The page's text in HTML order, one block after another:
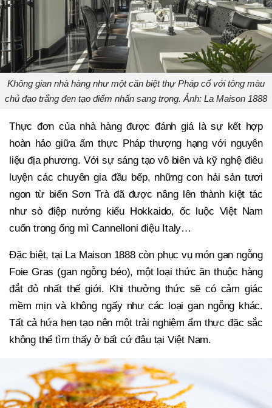
Không gian nhà hàng như một căn biệt thự Pháp cổ với tông màu
chủ đạo trắng đen tạo điểm nhấn sang trọng. Ảnh: La Maison 1888
Thực đơn của nhà hàng được đánh giá là sự kết hợp
hoàn hảo giữa ẩm thực Pháp thượng hạng với nguyên
liệu địa phương. Với sự sáng tạo vô biên và kỹ nghệ điêu
luyện các chuyên gia đầu bếp, những con hải sản tươi
ngon từ biển Sơn Trà đã được nâng lên thành kiệt tác
như sò điệp nướng kiểu Hokkaido, ốc luộc Việt Nam
cuốn trong ống mì Cannelloni điệu Italy…
Đặc biệt, tại La Maison 1888 còn phục vụ món gan ngỗng
Foie Gras (gan ngỗng béo), một loại thức ăn thuộc hàng
đắt đỏ nhất thế giới. Khi thưởng thức sẽ có cảm giác
mềm mịn và không ngấy như các loại gan ngỗng khác.
Tất cả hứa hẹn tạo nên một trải nghiệm ẩm thực đặc sắc
không thể tìm thấy ở bất cứ đâu tại Việt Nam.